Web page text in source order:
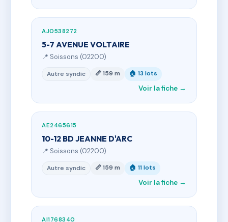
AJ0538272
5-7 AVENUE VOLTAIRE
📍 Soissons (02200)
Autre syndic 📏 159 m 🏠 13 lots
Voir la fiche →
AE2465615
10-12 BD JEANNE D'ARC
📍 Soissons (02200)
Autre syndic 📏 159 m 🏠 11 lots
Voir la fiche →
AI1768340